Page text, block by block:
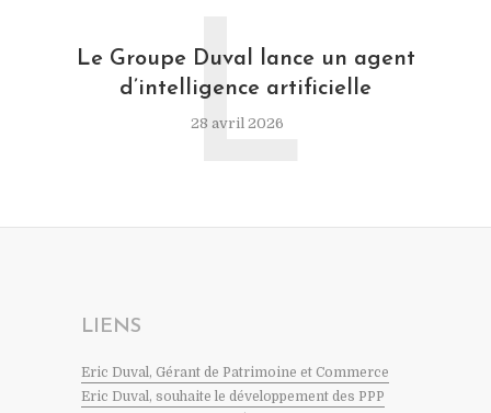
Le Groupe Duval lance un agent
d’intelligence artificielle
28 avril 2026
L
LIENS
Eric Duval, Gérant de Patrimoine et Commerce
Eric Duval, souhaite le développement des PPP